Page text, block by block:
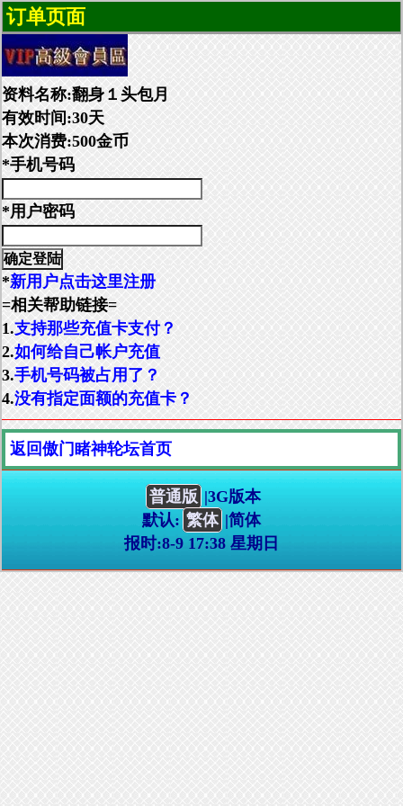
订单页面
资料名称:翻身１头包月
有效时间:30天
本次消费:500金币
*手机号码
*用户密码
*新用户点击这里注册
=相关帮助链接=
1.支持那些充值卡支付？
2.如何给自己帐户充值
3.手机号码被占用了？
4.没有指定面额的充值卡？
返回傲门睹神轮坛首页
普通版 |3G版本
默认: 繁体 |简体
报时:8-9 17:38 星期日